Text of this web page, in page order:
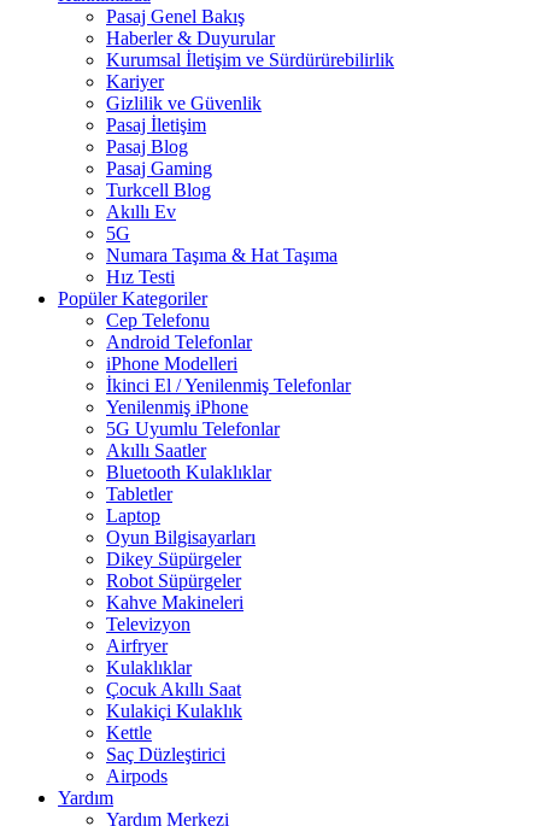
Pasaj Genel Bakış
Haberler & Duyurular
Kurumsal İletişim ve Sürdürürebilirlik
Kariyer
Gizlilik ve Güvenlik
Pasaj İletişim
Pasaj Blog
Pasaj Gaming
Turkcell Blog
Akıllı Ev
5G
Numara Taşıma & Hat Taşıma
Hız Testi
Popüler Kategoriler
Cep Telefonu
Android Telefonlar
iPhone Modelleri
İkinci El / Yenilenmiş Telefonlar
Yenilenmiş iPhone
5G Uyumlu Telefonlar
Akıllı Saatler
Bluetooth Kulaklıklar
Tabletler
Laptop
Oyun Bilgisayarları
Dikey Süpürgeler
Robot Süpürgeler
Kahve Makineleri
Televizyon
Airfryer
Kulaklıklar
Çocuk Akıllı Saat
Kulakiçi Kulaklık
Kettle
Saç Düzleştirici
Airpods
Yardım
Yardım Merkezi